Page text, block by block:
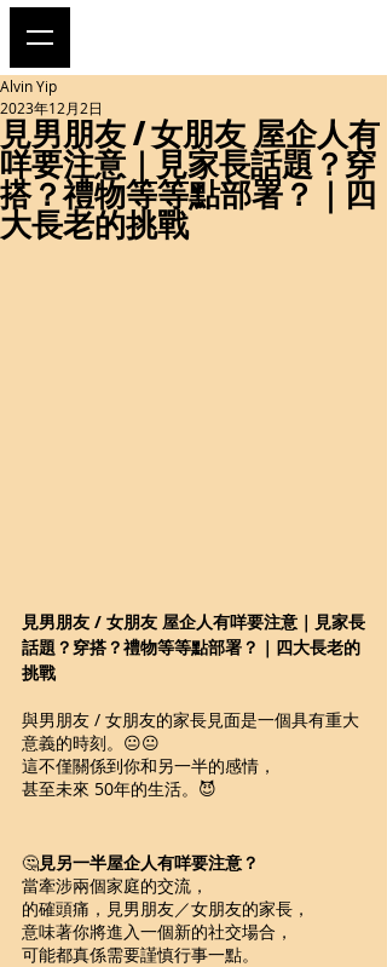
見男朋友 / 女朋友 屋企人有
咩要注意｜見家長話題？穿
搭？禮物等等點部署？｜四
大長老的挑戰
Alvin Yip
2023年12月2日
見男朋友 / 女朋友 屋企人有咩要注意｜見家長
話題？穿搭？禮物等等點部署？｜四大長老的
挑戰
與男朋友 / 女朋友的家長見面是一個具有重大
意義的時刻。😐😐
這不僅關係到你和另一半的感情，
甚至未來 50年的生活。😈
🤔見另一半屋企人有咩要注意？
當牽涉兩個家庭的交流，
的確頭痛，見男朋友／女朋友的家長，
意味著你將進入一個新的社交場合，
可能都真係需要謹慎行事一點。